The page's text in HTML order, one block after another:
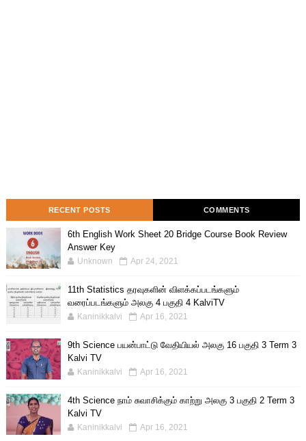
RECENT POSTS COMMENTS
6th English Work Sheet 20 Bridge Course Book Review
Answer Key
Unknown Apr 24, 2021
11th Statistics தரவுகளின் விளக்கப்படங்களும்
வரைப்படங்களும் அலகு 4 பகுதி 4 KalviTV
Kaninikkalvi Apr 16, 2021
9th Science பயன்பாட்டு வேதியியல் அலகு 16 பகுதி 3 Term 3
Kalvi TV
Kaninikkalvi Apr 16, 2021
4th Science நாம் சுவாசிக்கும் காற்று அலகு 3 பகுதி 2 Term 3
Kalvi TV
Kaninikkalvi Apr 16, 2021